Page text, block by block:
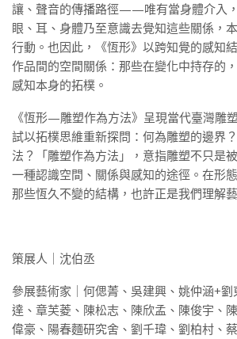
讓、聲音的傳播路徑——唯有當身體介入
眼、耳、身體乃至意識去覺知這些關係，
行動。也因此，《恆形》以跨知覺的感知
作品間的空間關係：那些在變化中持存的
感知本身的拓樸。
《恆形—雕塑作為方法》呈現當代臺灣雕
試以拓樸思維重新探問：何為雕塑的邊界
法？「雕塑作為方法」，意指雕塑不只是
一種認識空間、關係與感知的途徑。在形
那些恆久不變的結構，也許正是我們理解
策展人｜沈伯丞
參展藝術家｜何偲菁、吳建興、姚仲涵+
達、章芙菱、陳松志、陳欣孟、陳俊宇、
偉豪、陽春麵研究舍、劉千瑋、劉柏村、